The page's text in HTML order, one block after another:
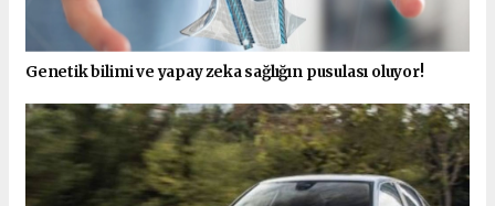
Genetik bilimi ve yapay zeka sağlığın pusulası oluyor!